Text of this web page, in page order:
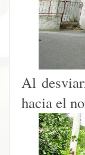
Al
hacia el